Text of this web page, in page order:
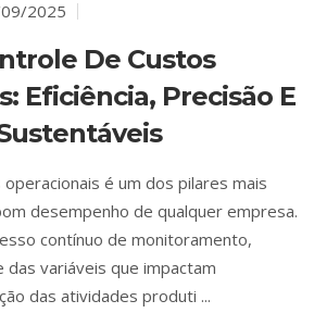
2025
De Custos
Eficiência, Precisão E
é um dos pilares mais
desempenho de qualquer empresa.
contínuo de monitoramento,
das variáveis que impactam
das atividades produti ...